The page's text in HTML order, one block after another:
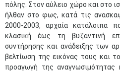
πόλης. Στον αύλειο χώρο και στο
ήλθαν στο φως, κατά τις
2000-2003, αρχαία κατάλοιπα
κλασική έως τη βυζαντινή
συντήρησης και ανάδειξης των
βελτίωση της εικόνας τους και
προαγωγή της αναγνωσιμότητας